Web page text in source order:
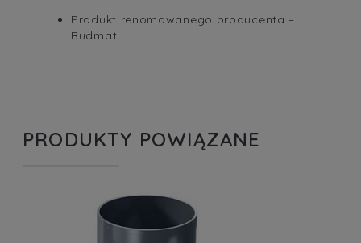
Produkt renomowanego producenta –
Budmat
PRODUKTY POWIĄZANE